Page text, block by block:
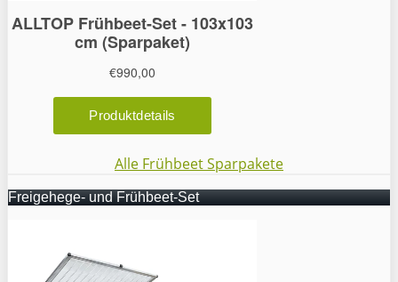
Alle Frühbeet Sparpakete
Freigehege- und Frühbeet-Set